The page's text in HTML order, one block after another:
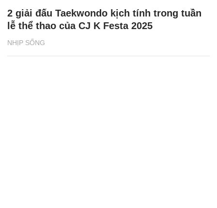
NHỊP SỐNG
2 giải đấu Taekwondo kịch tính trong tuần
lễ thể thao của CJ K Festa 2025